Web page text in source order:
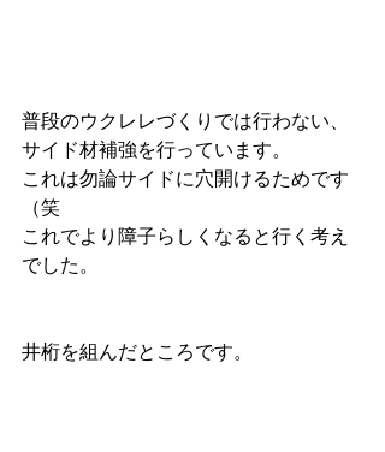
普段のウクレレづくりでは行わない、
サイド材補強を行っています。
これは勿論サイドに穴開けるためです
（笑
これでより障子らしくなると行く考え
でした。
井桁を組んだところです。